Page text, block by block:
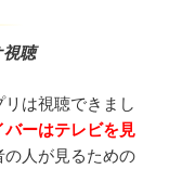
聴
は視聴できまし
ーはテレビを見
の人が見るための